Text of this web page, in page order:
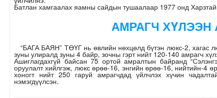
Батлан хамгаалах яамны сайдын тушаалаар 1977 онд
АМРАГЧ
“БАГА БАЯН” ТӨҮГ нь өвлийн нөхцөлд бүтэн люкс-2, хагас
зуны улиралд зуны 4 байр, зочны гэрт нийт 120-140 амрагч
Ашиглагдахгүй байсан 75 ортой амралтын байранд
оруулалт хийлгэж, люкс өрөө-16, энгийн өрөө-16, нийтийн-4
хоногт нийт 250 гаруй амрагчдад үйлчлэх хүчин
нэмэгдүүлсэн.